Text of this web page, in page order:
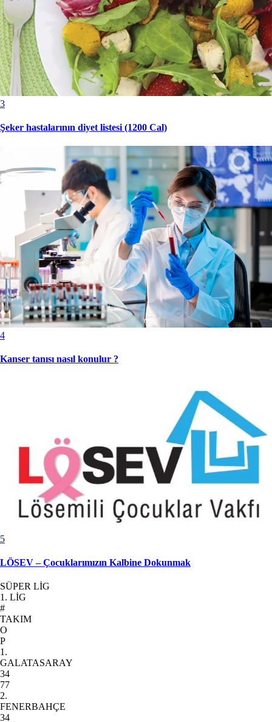
3
Şeker hastalarının diyet listesi (1200 Cal)
4
Kanser tanısı nasıl konulur ?
5
LÖSEV – Çocuklarımızın Kalbine Dokunmak
SÜPER LİG
1. LİG
#
TAKIM
O
P
1.
GALATASARAY
34
77
2.
FENERBAHÇE
34